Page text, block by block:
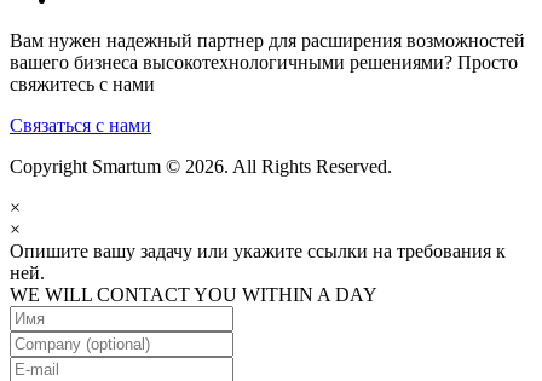
Вам нужен надежный партнер для расширения возможностей
вашего бизнеса высокотехнологичными решениями? Просто
свяжитесь с нами
Связаться с нами
Copyright Smartum © 2026. All Rights Reserved.
×
×
Опишите вашу задачу или укажите ссылки на требования к
ней.
WE WILL CONTACT YOU WITHIN A DAY